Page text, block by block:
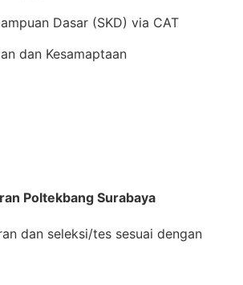
Dasar (SKD) via CAT
dan Kesamaptaan
Poltekbang Surabaya
dan seleksi/tes sesuai dengan